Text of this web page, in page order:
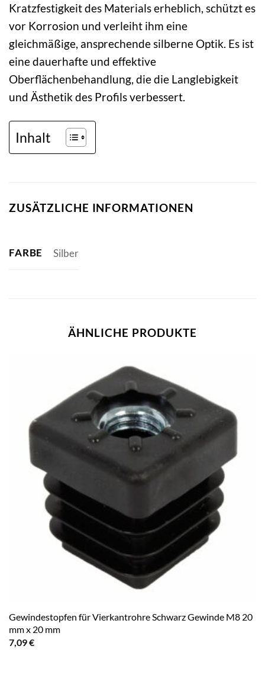
Kratzfestigkeit des Materials erheblich, schützt es
vor Korrosion und verleiht ihm eine
gleichmäßige, ansprechende silberne Optik. Es ist
eine dauerhafte und effektive
Oberflächenbehandlung, die die Langlebigkeit
und Ästhetik des Profils verbessert.
Inhalt
ZUSÄTZLICHE INFORMATIONEN
FARBE Silber
ÄHNLICHE PRODUKTE
Gewindestopfen für Vierkantrohre Schwarz Gewinde M8 20
mm x 20 mm
7,09€